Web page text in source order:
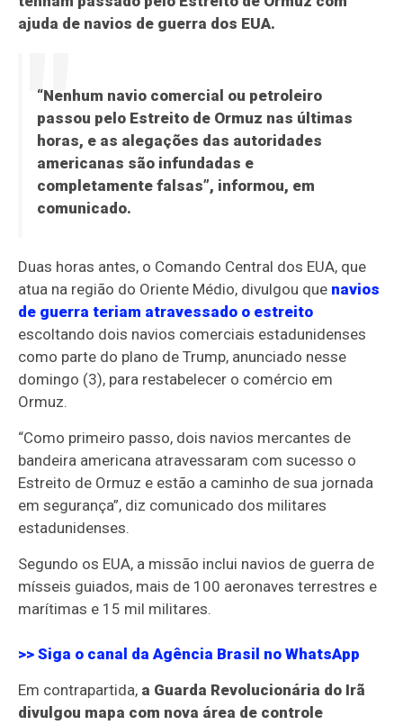
ajuda de navios de guerra dos EUA.
“Nenhum navio comercial ou petroleiro
passou pelo Estreito de Ormuz nas últimas
horas, e as alegações das autoridades
americanas são infundadas e
completamente falsas”, informou, em
comunicado.
Duas horas antes, o Comando Central dos EUA, que
atua na região do Oriente Médio, divulgou que navios
de guerra teriam atravessado o estreito
escoltando dois navios comerciais estadunidenses
como parte do plano de Trump, anunciado nesse
domingo (3), para restabelecer o comércio em
Ormuz.
“Como primeiro passo, dois navios mercantes de
bandeira americana atravessaram com sucesso o
Estreito de Ormuz e estão a caminho de sua jornada
em segurança”, diz comunicado dos militares
estadunidenses.
Segundo os EUA, a missão inclui navios de guerra de
mísseis guiados, mais de 100 aeronaves terrestres e
marítimas e 15 mil militares.
>> Siga o canal daAgência Brasil no WhatsApp
Em contrapartida, a Guarda Revolucionária do Irã
divulgou mapa com nova área de controle